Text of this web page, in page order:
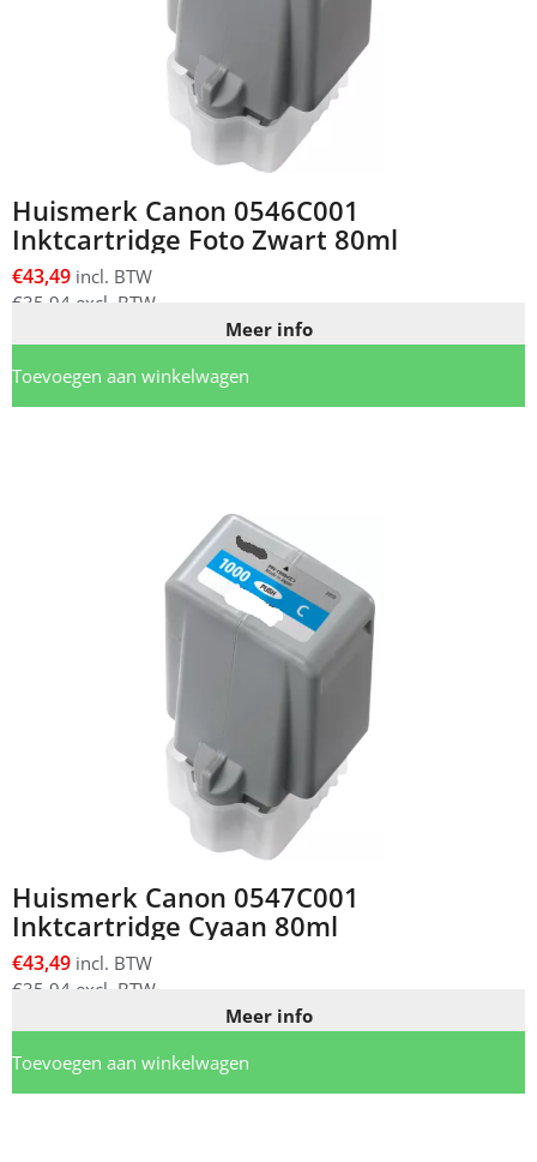
Huismerk Canon 0546C001
Inktcartridge Foto Zwart 80ml
€43,49 incl. BTW
€35,94 excl. BTW
Meer info
Toevoegen aan winkelwagen
Huismerk Canon 0547C001
Inktcartridge Cyaan 80ml
€43,49 incl. BTW
€35,94 excl. BTW
Meer info
Toevoegen aan winkelwagen